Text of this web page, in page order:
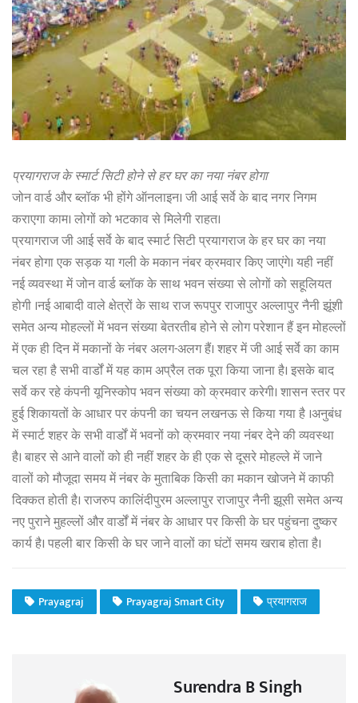
प्रयागराज के स्मार्ट सिटी होने से हर घर का नया नंबर होगा
जोन वार्ड और ब्लॉक भी होंगे ऑनलाइन। जी आई सर्वे के बाद नगर निगम
कराएगा काम। लोगों को भटकाव से मिलेगी राहत।
प्रयागराज जी आई सर्वे के बाद स्मार्ट सिटी प्रयागराज के हर घर का नया
नंबर होगा एक सड़क या गली के मकान नंबर क्रमवार किए जाएंगे। यही नहीं
नई व्यवस्था में जोन वार्ड ब्लॉक के साथ भवन संख्या से लोगों को सहूलियत
होगी ।नई आबादी वाले क्षेत्रों के साथ राज रूपपुर राजापुर अल्लापुर नैनी झूंशी
समेत अन्य मोहल्लों में भवन संख्या बेतरतीब होने से लोग परेशान हैं इन मोहल्लों
में एक ही दिन में मकानों के नंबर अलग-अलग हैं। शहर में जी आई सर्वे का काम
चल रहा है सभी वार्डों में यह काम अप्रैल तक पूरा किया जाना है। इसके बाद
सर्वे कर रहे कंपनी यूनिस्कोप भवन संख्या को क्रमवार करेगी। शासन स्तर पर
हुई शिकायतों के आधार पर कंपनी का चयन लखनऊ से किया गया है ।अनुबंध
में स्मार्ट शहर के सभी वार्डों में भवनों को क्रमवार नया नंबर देने की व्यवस्था
है। बाहर से आने वालों को ही नहीं शहर के ही एक से दूसरे मोहल्ले में जाने
वालों को मौजूदा समय में नंबर के मुताबिक किसी का मकान खोजने में काफी
दिक्कत होती है। राजरुप कालिंदीपुरम अल्लापुर राजापुर नैनी झूसी समेत अन्य
नए पुराने मुहल्लों और वार्डों में नंबर के आधार पर किसी के घर पहुंचना दुष्कर
कार्य है। पहली बार किसी के घर जाने वालों का घंटों समय खराब होता है।
Prayagraj Prayagraj Smart City प्रयागराज
Surendra B Singh